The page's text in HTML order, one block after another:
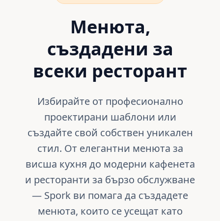
Менюта,
създадени за
всеки ресторант
Избирайте от професионално
проектирани шаблони или
създайте свой собствен уникален
стил. От елегантни менюта за
висша кухня до модерни кафенета
и ресторанти за бързо обслужване
— Spork ви помага да създадете
менюта, които се усещат като